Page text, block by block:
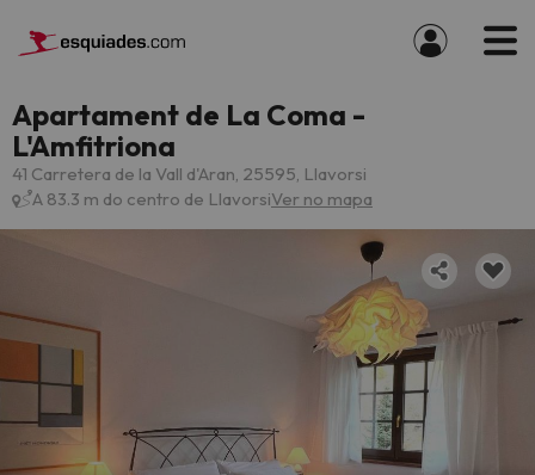
Apartament de La Coma -
L'Amfitriona
41 Carretera de la Vall d'Aran, 25595, Llavorsi
A 83.3 m do centro de LlavorsiVer no mapa